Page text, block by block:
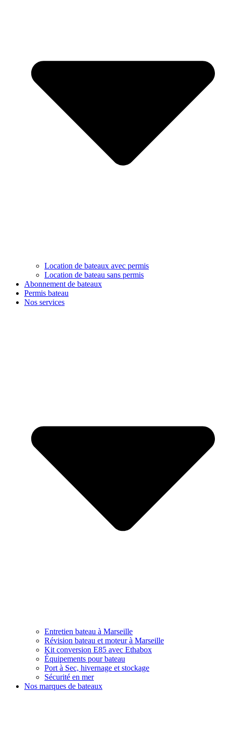
Location de bateaux avec permis
Location de bateau sans permis
Abonnement de bateaux
Permis bateau
Nos services
Entretien bateau à Marseille
Révision bateau et moteur à Marseille
Kit conversion E85 avec Ethabox
Équipements pour bateau
Port à Sec, hivernage et stockage
Sécurité en mer
Nos marques de bateaux